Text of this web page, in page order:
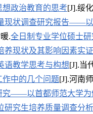
政治教育的思考[J].绥
现状调查研究报告——
.全日制专业学位硕士
养现状及其影响因素实
语教学思考与构想[J].当
中的几个问题[J].河南
究——以首都师范大学为
研究生培养质量调查分析